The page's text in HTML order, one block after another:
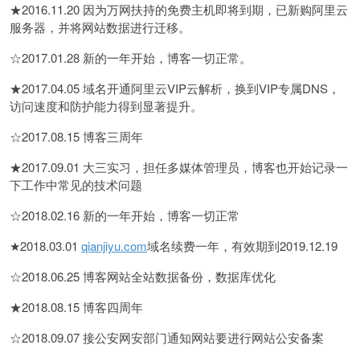
★2016.11.20 因为万网扶持的免费主机即将到期，已新购阿里云
服务器，并将网站数据进行迁移。
☆2017.01.28 新的一年开始，博客一切正常。
★2017.04.05 域名开通阿里云VIP云解析，换到VIP专属DNS，
访问速度和防护能力得到显著提升。
☆2017.08.15 博客三周年
★2017.09.01 大三实习，担任多媒体管理员，博客也开始记录一
下工作中常见的技术问题
☆2018.02.16 新的一年开始，博客一切正常
★2018.03.01 qianjiyu.com域名续费一年，有效期到2019.12.19
☆2018.06.25 博客网站全站数据备份，数据库优化
★2018.08.15 博客四周年
☆2018.09.07 接公安网安部门通知网站要进行网站公安备案